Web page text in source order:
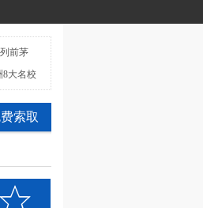
前茅
8大名校
索取